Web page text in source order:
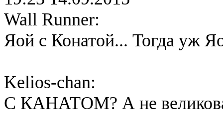
Wall Runner:
Яой с Конатой... Тогда уж
Kelios-chan:
С КАНАТОМ? А не